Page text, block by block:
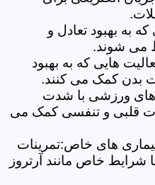
که به بهبود تعادل و
می شوند.
هایی که به بهبود
بدن کمک می کنند.
های ورزشی با شدت
قلبی و تنفسی کمک می
های خاص:تمرینات
شرایط خاص مانند آرتروز